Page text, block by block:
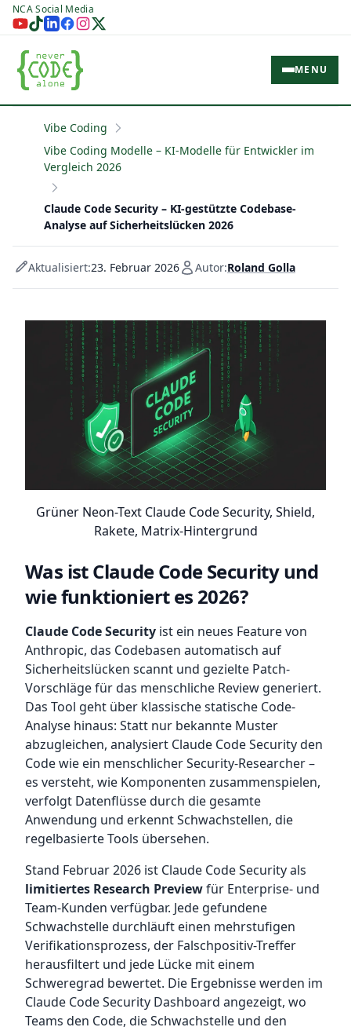
NCA Social Media
MENU
Vibe Coding
Vibe Coding Modelle – KI-Modelle für Entwickler im
Vergleich 2026
Claude Code Security – KI-gestützte Codebase-
Analyse auf Sicherheitslücken 2026
Aktualisiert:23. Februar 2026 Autor:Roland Golla
Grüner Neon-Text Claude Code Security, Shield,
Rakete, Matrix-Hintergrund
Was ist Claude Code Security und
wie funktioniert es 2026?
Claude Code Security ist ein neues Feature von
Anthropic, das Codebasen automatisch auf
Sicherheitslücken scannt und gezielte Patch-
Vorschläge für das menschliche Review generiert.
Das Tool geht über klassische statische Code-
Analyse hinaus: Statt nur bekannte Muster
abzugleichen, analysiert Claude Code Security den
Code wie ein menschlicher Security-Researcher –
es versteht, wie Komponenten zusammenspielen,
verfolgt Datenflüsse durch die gesamte
Anwendung und erkennt Schwachstellen, die
regelbasierte Tools übersehen.
Stand Februar 2026 ist Claude Code Security als
limitiertes Research Previewfür Enterprise- und
Team-Kunden verfügbar. Jede gefundene
Schwachstelle durchläuft einen mehrstufigen
Verifikationsprozess, der Falschpositiv-Treffer
herausfiltert und jede Lücke mit einem
Schweregrad bewertet. Die Ergebnisse werden im
Claude Code Security Dashboard angezeigt, wo
Teams den Code, die Schwachstelle und den